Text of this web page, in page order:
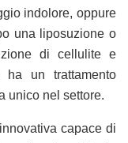
indolore, oppure
una liposuzione o
di cellulite e
un trattamento
unico nel settore.
capace di